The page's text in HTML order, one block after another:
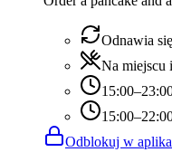
Odnawia
Na miejscu
Odblokuj w